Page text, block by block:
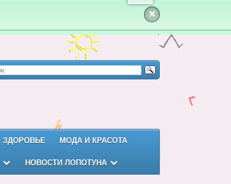
×
ЗДОРОВЬЕ МОДА И КРАСОТА
НОВОСТИ ЛОПОТУНА